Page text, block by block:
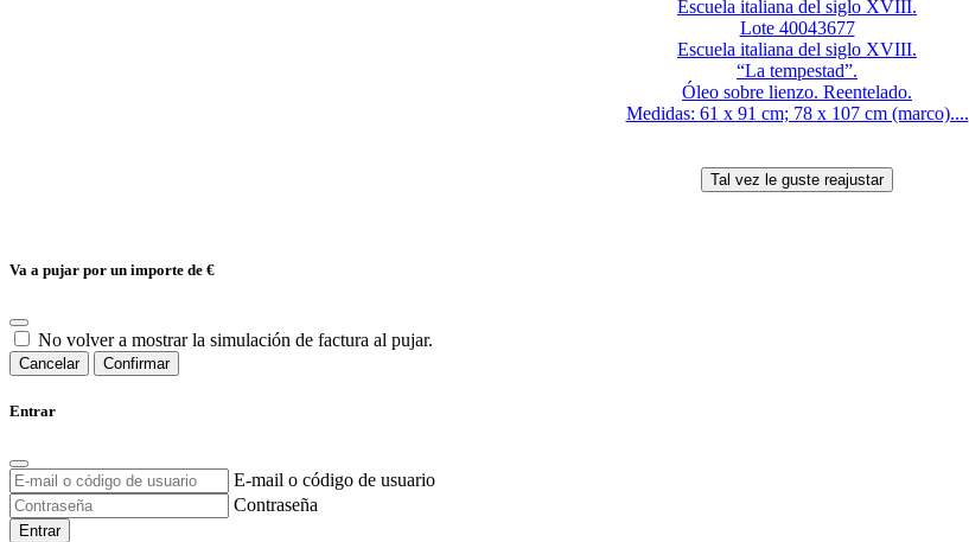
Escuela italiana del siglo XVIII.
Lote 40043677
Escuela italiana del siglo XVIII.
“La tempestad”.
Óleo sobre lienzo. Reentelado.
Medidas: 61 x 91 cm; 78 x 107 cm (marco)....
Va a pujar por un importe de €
No volver a mostrar la simulación de factura al pujar.
Cancelar Confirmar
Entrar
E-mail o código de usuario
Contraseña
Entrar